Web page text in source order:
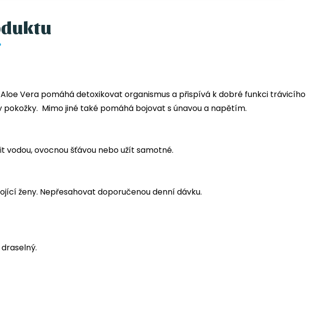
Vera pomáhá detoxikovat organismus a přispívá k dobré funkci trávicího
Mimo jiné také pomáhá bojovat s únavou a napětím.
vodou, ovocnou šťávou nebo užít samotné.
ženy. Nepřesahovat doporučenou denní dávku.